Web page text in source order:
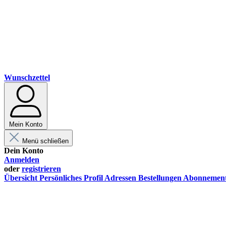
Wunschzettel
Mein Konto
Menü schließen
Dein Konto
Anmelden
oder registrieren
Übersicht Persönliches Profil Adressen Bestellungen